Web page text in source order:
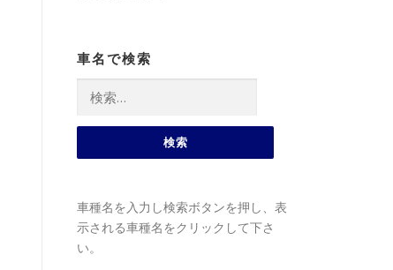
車名で検索
車種名を入力し検索ボタンを押し、表
示される車種名をクリックして下さ
い。